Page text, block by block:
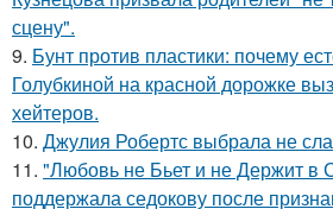
сцену".
9. Бунт против пластики: почему
Голубкиной на красной дорожке
хейтеров.
10. Джулия Робертс выбрала не
11. "Любовь не Бьет и не Держит в
поддержала седокову после